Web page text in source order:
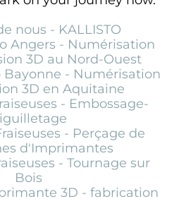
nous - KALLISTO
Angers - Numérisation
3D au Nord-Ouest
Bayonne - Numérisation
3D en Aquitaine
- Embossage-
- Perçage de
d'Imprimantes
- Tournage sur
Bois
3D - fabrication